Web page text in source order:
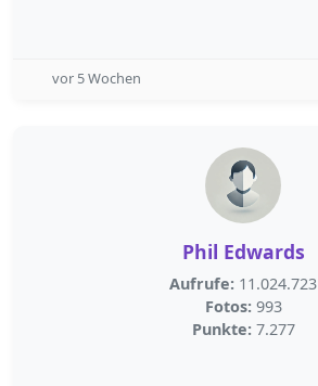
vor 5 Wochen
Phil Edwards
Aufrufe: 11.024.723
Fotos: 993
Punkte: 7.277